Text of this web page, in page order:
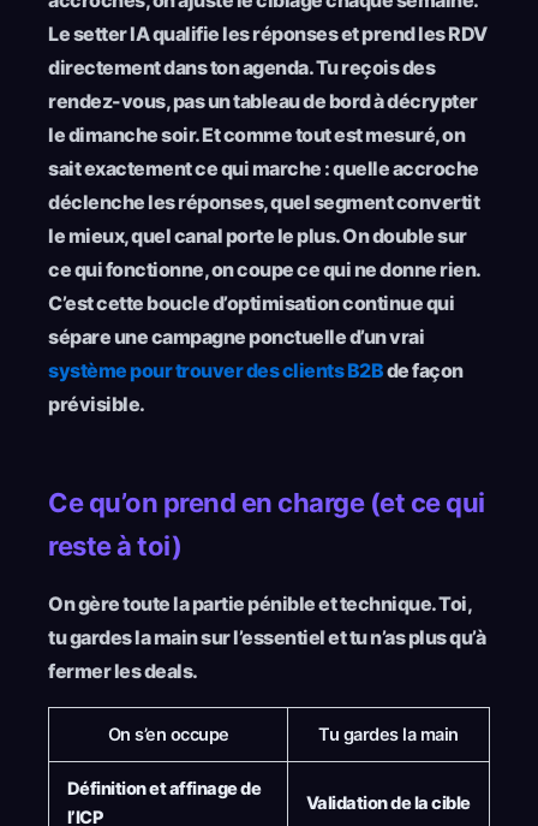
Le setter IA qualifie les réponses et prend les RDV
directement dans ton agenda. Tu reçois des
rendez-vous, pas un tableau de bord à décrypter
le dimanche soir. Et comme tout est mesuré, on
sait exactement ce qui marche : quelle accroche
déclenche les réponses, quel segment convertit
le mieux, quel canal porte le plus. On double sur
ce qui fonctionne, on coupe ce qui ne donne rien.
C’est cette boucle d’optimisation continue qui
sépare une campagne ponctuelle d’un vrai
système pour trouver des clients B2Bde façon
prévisible.
Ce qu’on prend en charge (et ce qui
reste à toi)
On gère toute la partie pénible et technique. Toi,
tu gardes la main sur l’essentiel et tu n’as plus qu’à
fermer les deals.
On s’en occupe Tu gardes la main
Définition et affinage de
l’ICP
Validation de la cible